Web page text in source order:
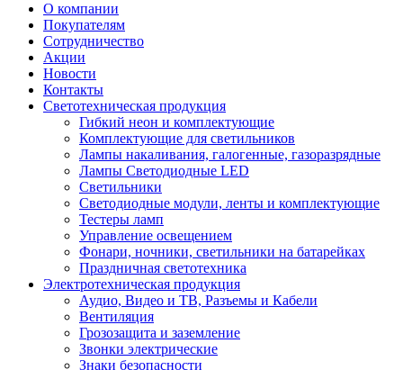
О компании
Покупателям
Сотрудничество
Акции
Новости
Контакты
Светотехническая продукция
Гибкий неон и комплектующие
Комплектующие для светильников
Лампы накаливания, галогенные, газоразрядные
Лампы Светодиодные LED
Светильники
Светодиодные модули, ленты и комплектующие
Тестеры ламп
Управление освещением
Фонари, ночники, светильники на батарейках
Праздничная светотехника
Электротехническая продукция
Аудио, Видео и ТВ, Разъемы и Кабели
Вентиляция
Грозозащита и заземление
Звонки электрические
Знаки безопасности